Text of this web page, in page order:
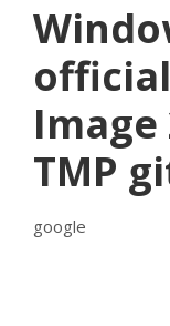
Image
TMP
google